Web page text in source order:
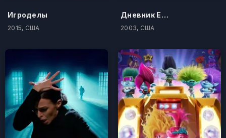
Игроделы
2015, США
Дневник Елены Римбауер
2003, США